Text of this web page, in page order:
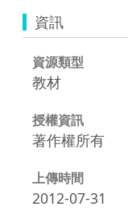
資訊
資源類型
教材
授權資訊
著作權所有
上傳時間
2012-07-31